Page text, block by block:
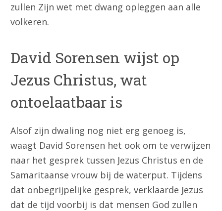
zullen Zijn wet met dwang opleggen aan alle
volkeren.
David Sorensen wijst op
Jezus Christus, wat
ontoelaatbaar is
Alsof zijn dwaling nog niet erg genoeg is,
waagt David Sorensen het ook om te verwijzen
naar het gesprek tussen Jezus Christus en de
Samaritaanse vrouw bij de waterput. Tijdens
dat onbegrijpelijke gesprek, verklaarde Jezus
dat de tijd voorbij is dat mensen God zullen